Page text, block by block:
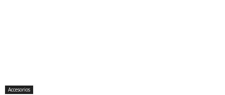
Accesorios